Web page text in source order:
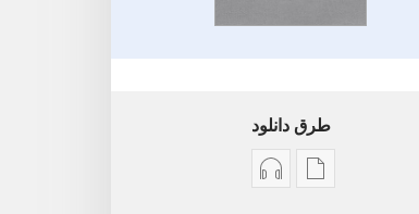
طرق دانلود
گزینۀ گزینۀ